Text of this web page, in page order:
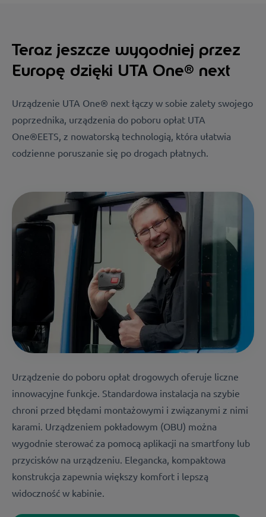
Teraz jeszcze wygodniej przez
Europę dzięki UTA One® next
Urządzenie UTA One® next łączy w sobie zalety swojego
poprzednika, urządzenia do poboru opłat UTA
One®EETS, z nowatorską technologią, która ułatwia
codzienne poruszanie się po drogach płatnych.
Urządzenie do poboru opłat drogowych oferuje liczne
innowacyjne funkcje. Standardowa instalacja na szybie
chroni przed błędami montażowymi i związanymi z nimi
karami. Urządzeniem pokładowym (OBU) można
wygodnie sterować za pomocą aplikacji na smartfony lub
przycisków na urządzeniu. Elegancka, kompaktowa
konstrukcja zapewnia większy komfort i lepszą
widoczność w kabinie.